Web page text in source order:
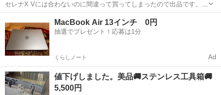
セレナX Vには合わないのに間違って買ってしまったので出品です。
合わせてみただけなので未使用になります。 合う方式は添付画像から
確認ください。 取引は自宅か、ゆめタウン斐川のどちらかを指定しま
すのでお願いします。 取り...
リアバンパーステップガード
MacBook Air 13インチ 0円
抽選でプレゼント！応募は1分
くらしノート Ad
値下げしました。美品🚚ステンレス工具箱🚚
5,500円